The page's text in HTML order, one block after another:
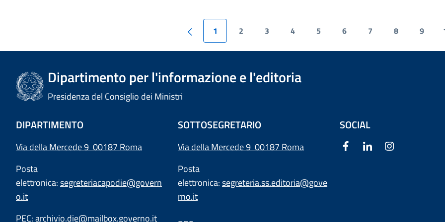
1 2 3 4 5 6 7 8 9
Dipartimento per l'informazione e l'editoria
Presidenza del Consiglio dei Ministri
DIPARTIMENTO
Via della Mercede 9 00187 Roma
Posta
elettronica:segreteriacapodie@govern
o.it
PEC:archivio.die@mailbox.governo.it
SOTTOSEGRETARIO
Via della Mercede 9 00187 Roma
Posta
elettronica:segreteria.ss.editoria@gove
rno.it
SOCIAL